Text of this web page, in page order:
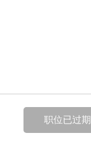
职位已过期